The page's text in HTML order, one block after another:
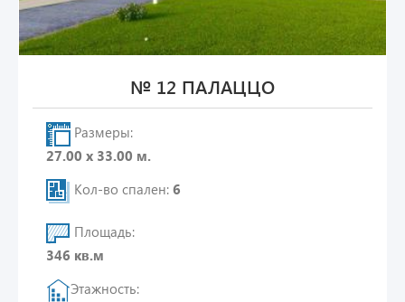
№ 12 ПАЛАЦЦО
Размеры:
27.00 х 33.00 м.
Кол-во спален: 6
Площадь:
346 кв.м
Этажность: